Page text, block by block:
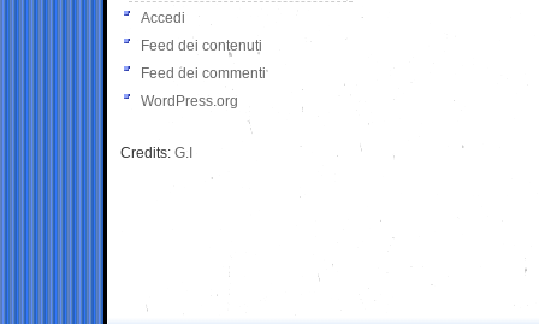
Accedi
Feed dei contenuti
Feed dei commenti
WordPress.org
Credits: G.I